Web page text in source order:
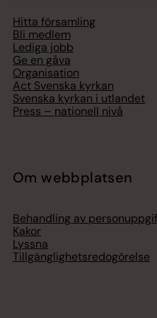
Hitta församling
Bli medlem
Lediga jobb
Ge en gåva
Organisation
Act Svenska kyrkan
Svenska kyrkan i utlandet
Press – nationell nivå
Om webbplatsen
Behandling av
Kakor
Lyssna
Tillgänglighetsredogörelse